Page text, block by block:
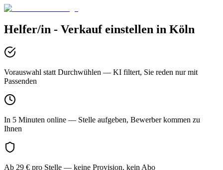
Helfer/in - Verkauf einstellen in Köln
Vorauswahl statt Durchwühlen — KI filtert, Sie reden nur mit
Passenden
In 5 Minuten online — Stelle aufgeben, Bewerber kommen zu
Ihnen
Ab 29 € pro Stelle — keine Provision, kein Abo